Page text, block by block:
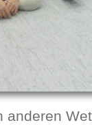
anderen